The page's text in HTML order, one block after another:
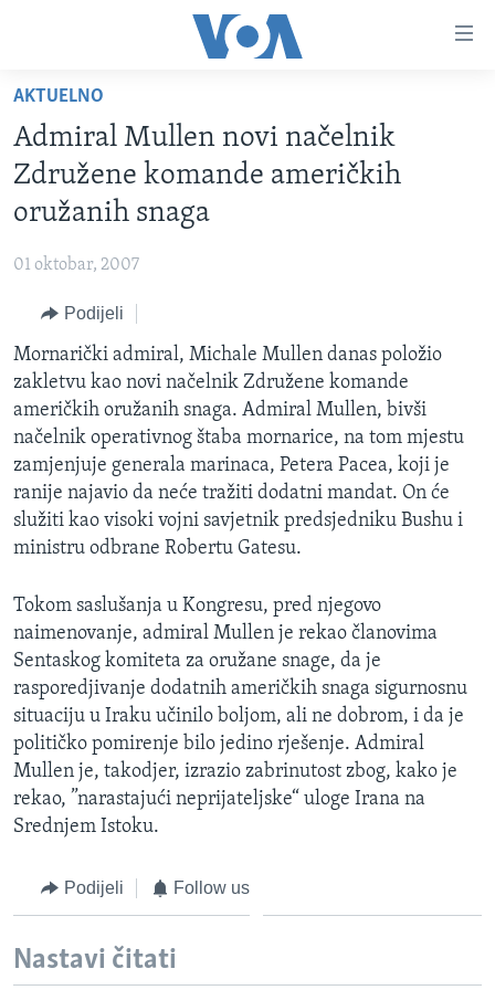
glavni
sadržaj
Pređi
na
glavnu
Idi
pretragu
TV PROGRAM
VIDEO
FOTOGRAFIJE DANA
SJEDINJENE AMERIČKE DRŽAVE
BOSNA I HERCEGOVINA
SVIJET
NAUKA I TEHNOLOGIJA
SPECIJALNI PROJEKTI
KORUPCIJA
SLOBODA MEDIJA
ŽENSKA STRANA
IZBJEGLIČKA STRANA
MAGAZIN
O GLASU AMERIKE
Learning English
PRATITE NAS
Jezici
AKTUELNO
Admiral Mullen novi načelnik
Združene komande američkih
oružanih snaga
01 oktobar, 2007
Podijeli
Mornarički admiral, Michale Mullen danas položio
zakletvu kao novi načelnik Združene komande
američkih oružanih snaga. Admiral Mullen, bivši
načelnik operativnog štaba mornarice, na tom mjestu
zamjenjuje generala marinaca, Petera Pacea, koji je
ranije najavio da neće tražiti dodatni mandat. On će
služiti kao visoki vojni savjetnik predsjedniku Bushu i
ministru odbrane Robertu Gatesu.
Tokom saslušanja u Kongresu, pred njegovo
naimenovanje, admiral Mullen je rekao članovima
Sentaskog komiteta za oružane snage, da je
rasporedjivanje dodatnih američkih snaga sigurnosnu
situaciju u Iraku učinilo boljom, ali ne dobrom, i da je
političko pomirenje bilo jedino rješenje. Admiral
Mullen je, takodjer, izrazio zabrinutost zbog, kako je
rekao, ”narastajući neprijateljske“ uloge Irana na
Srednjem Istoku.
Podijeli Follow us
Nastavi čitati